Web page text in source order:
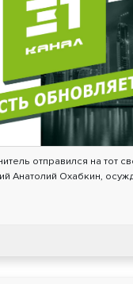
отправился на тот
Анатолий Охабкин,